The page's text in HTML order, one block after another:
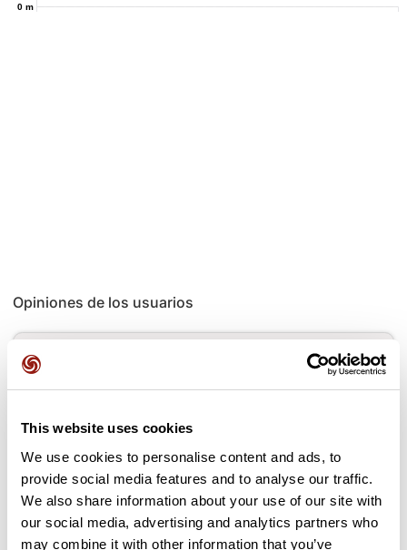
This website uses cookies
We use cookies to personalise content and ads, to
provide social media features and to analyse our traffic.
We also share information about your use of our site with
our social media, advertising and analytics partners who
may combine it with other information that you’ve
0 m
Opiniones de los usuarios
Este recorrido aún no contiene opiniones. ¿Ya lo has
completado? ¡Deja la primera opinión!
Añadir una opinión